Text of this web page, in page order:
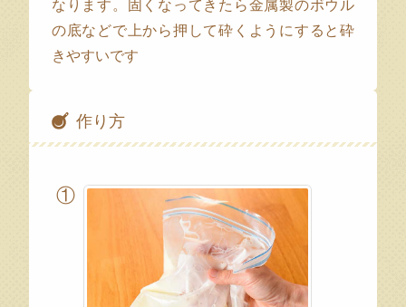
なります。固くなってきたら金属製のボウル
の底などで上から押して砕くようにすると砕
きやすいです
作り方
①